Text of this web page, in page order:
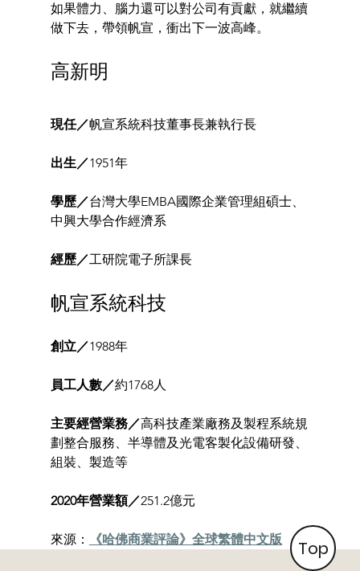
如果體力、腦力還可以對公司有貢獻，就繼續
做下去，帶領帆宣，衝出下一波高峰。
高新明
現任／帆宣系統科技董事長兼執行長
出生／1951年
學歷／台灣大學EMBA國際企業管理組碩士、
中興大學合作經濟系
經歷／工研院電子所課長
帆宣系統科技
創立／1988年
員工人數／約1768人
主要經營業務／高科技產業廠務及製程系統規
劃整合服務、半導體及光電客製化設備研發、
組裝、製造等
2020年營業額／251.2億元
來源： 《哈佛商業評論》全球繁體中文版 Top